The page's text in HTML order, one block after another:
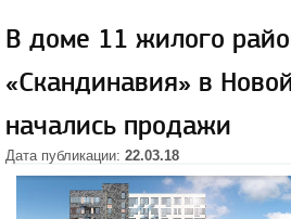
В доме 11 жилого
«Скандинавия» в
начались продажи
Дата публикации: 22.03.18